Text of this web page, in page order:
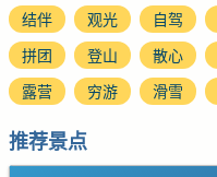
结伴 观光 自驾
拼团
登山 散心
露营
穷游 滑雪
推荐景点